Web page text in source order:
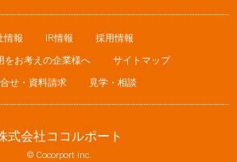
情報 IR情報
採用情報
をお考えの企業様へ
サイトマップ
せ・資料請求
見学・相談
式会社ココルポート
© Cocorport inc.